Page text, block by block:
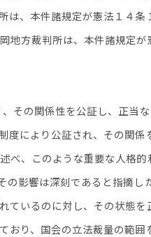
は、本件諸規定が憲法１４条
地方裁判所は、本件諸規定が
その関係性を公証し、正当
度により公証され、その関係
べ、このような重要な人格的
影響は深刻であると指摘した
ているのに対し、その状態を
おり、国会の立法裁量の範囲